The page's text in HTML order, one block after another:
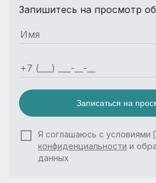
Запишитесь на просмотр
Записаться на
Я соглашаюсь с условиями
конфиденциальности и
данных